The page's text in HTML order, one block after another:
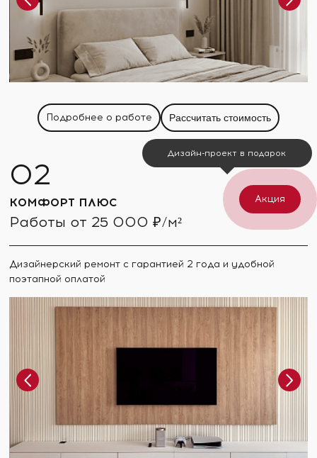
Подробнее о работе Рассчитать стоимость
КОМФОРТ ПЛЮС
Работы от 25 000 ₽/м²
Дизайнерский ремонт с гарантией 2 года и удобной
поэтапной оплатой
Акция
Дизайн-проект в подарок